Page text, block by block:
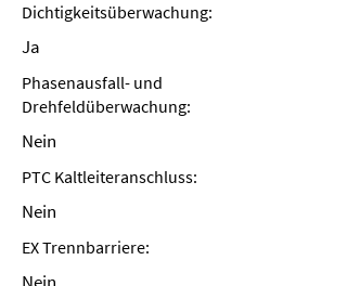
Dichtigkeitsüberwachung:
Ja
Phasenausfall- und
Drehfeldüberwachung:
Nein
PTC Kaltleiteranschluss:
Nein
EX Trennbarriere: